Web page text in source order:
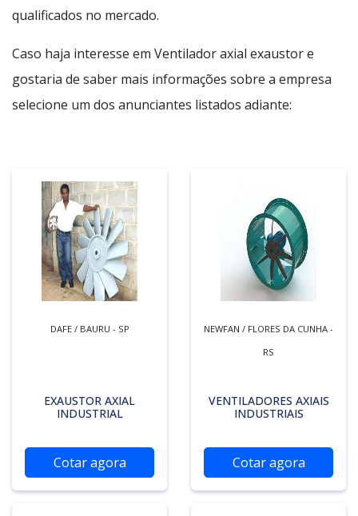
qualificados no mercado.
Caso haja interesse em Ventilador axial exaustor e
gostaria de saber mais informações sobre a empresa
selecione um dos anunciantes listados adiante:
DAFE / BAURU - SP
EXAUSTOR AXIAL
INDUSTRIAL
Cotar agora
NEWFAN / FLORES DA CUNHA -
RS
VENTILADORES AXIAIS
INDUSTRIAIS
Cotar agora